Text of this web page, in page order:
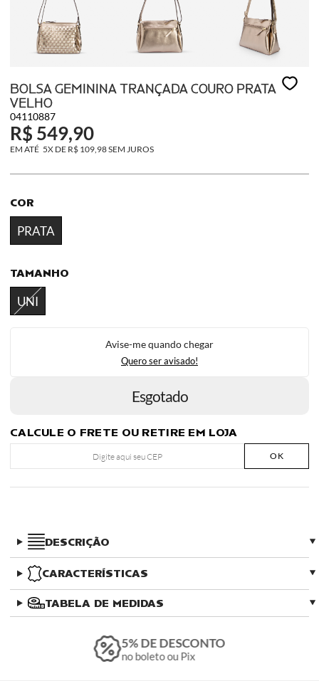
BOLSA GEMININA TRANÇADA COURO PRATA
VELHO
04110887
R$ 549,90
5X DE R$ 109,98SEM JUROS
COR
PRATA
TAMANHO
UNI
Esgotado
Avise-me quando chegar
Quero ser avisado!
CALCULE O FRETE OU RETIRE EM LOJA
OK
DESCRIÇÃO
CARACTERÍSTICAS
TABELA DE MEDIDAS
5% DE DESCONTO
no boleto ou Pix